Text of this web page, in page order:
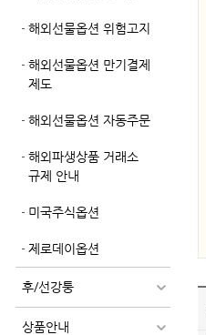
해외선물옵션 위험고지
해외선물옵션 만기결제
제도
해외선물옵션 자동주문
해외파생상품 거래소
규제 안내
미국주식옵션
제로데이옵션
후/선강퉁
상품안내